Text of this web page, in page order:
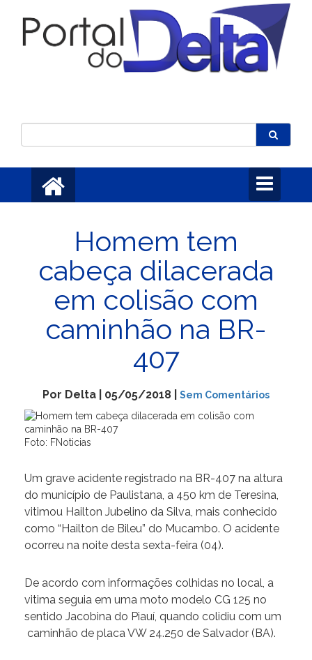
Toggle
navigation
Homem tem
cabeça dilacerada
em colisão com
caminhão na BR-
407
Por Delta | 05/05/2018 | Sem Comentários
Foto: FNoticias
Um grave acidente registrado na BR-407 na altura
do município de Paulistana, a 450 km de Teresina,
vitimou Hailton Jubelino da Silva, mais conhecido
como “Hailton de Bileu” do Mucambo. O acidente
ocorreu na noite desta sexta-feira (04).
De acordo com informações colhidas no local, a
vitima seguia em uma moto modelo CG 125 no
sentido Jacobina do Piauí, quando colidiu com um
caminhão de placa VW 24.250 de Salvador (BA).